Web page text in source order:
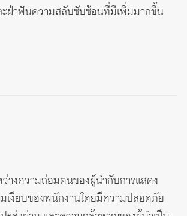
ะฝ่าฟันความสลับซับซ้อนที่มีเพิ่มมากขึ้น
างความถ่อมตนของผู้นำกับการแสดง
เงียบของพนักงานโดยมีความปลอดภัย